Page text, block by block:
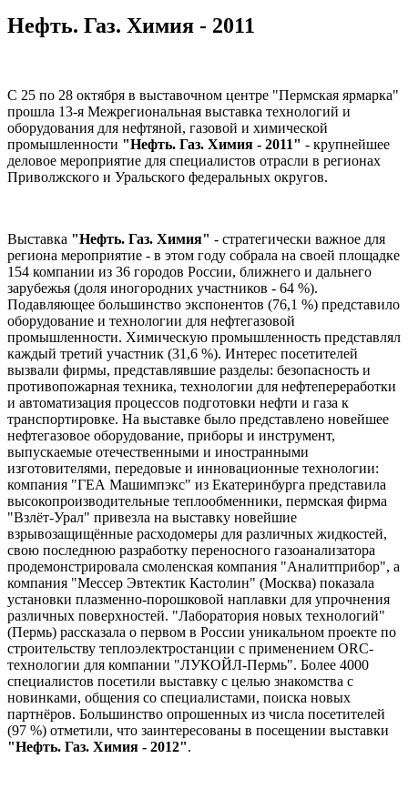
Нефть. Газ. Химия - 2011
С 25 по 28 октября в выставочном центре "Пермская ярмарка"
прошла 13-я Межрегиональная выставка технологий и
оборудования для нефтяной, газовой и химической
промышленности "Нефть. Газ. Химия - 2011" - крупнейшее
деловое мероприятие для специалистов отрасли в регионах
Приволжского и Уральского федеральных округов.
Выставка "Нефть. Газ. Химия" - стратегически важное для
региона мероприятие - в этом году собрала на своей площадке
154 компании из 36 городов России, ближнего и дальнего
зарубежья (доля иногородних участников - 64 %).
Подавляющее большинство экспонентов (76,1 %) представило
оборудование и технологии для нефтегазовой
промышленности. Химическую промышленность представлял
каждый третий участник (31,6 %). Интерес посетителей
вызвали фирмы, представлявшие разделы: безопасность и
противопожарная техника, технологии для нефтепереработки
и автоматизация процессов подготовки нефти и газа к
транспортировке. На выставке было представлено новейшее
нефтегазовое оборудование, приборы и инструмент,
выпускаемые отечественными и иностранными
изготовителями, передовые и инновационные технологии:
компания "ГЕА Машимпэкс" из Екатеринбурга представила
высокопроизводительные теплообменники, пермская фирма
"Взлёт-Урал" привезла на выставку новейшие
взрывозащищённые расходомеры для различных жидкостей,
свою последнюю разработку переносного газоанализатора
продемонстрировала смоленская компания "Аналитприбор", а
компания "Мессер Эвтектик Кастолин" (Москва) показала
установки плазменно-порошковой наплавки для упрочнения
различных поверхностей. "Лаборатория новых технологий"
(Пермь) рассказала о первом в России уникальном проекте по
строительству теплоэлектростанции с применением ORC-
технологии для компании "ЛУКОЙЛ-Пермь". Более 4000
специалистов посетили выставку с целью знакомства с
новинками, общения со специалистами, поиска новых
партнёров. Большинство опрошенных из числа посетителей
(97 %) отметили, что заинтересованы в посещении выставки
"Нефть. Газ. Химия - 2012".